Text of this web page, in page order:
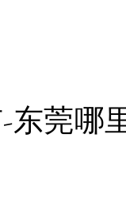
莞哪